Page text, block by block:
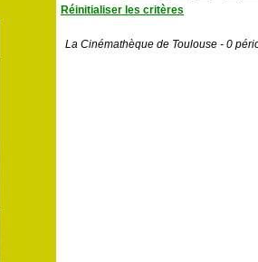
Réinitialiser les critères
La Cinémathèque de Toulouse - 0